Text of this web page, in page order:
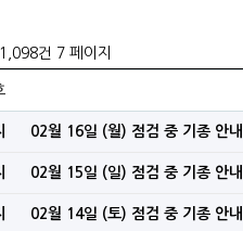
건 7 페이지
02월 16일 (월) 점검 중 기종 안내
02월 15일 (일) 점검 중 기종 안내
02월 14일 (토) 점검 중 기종 안내